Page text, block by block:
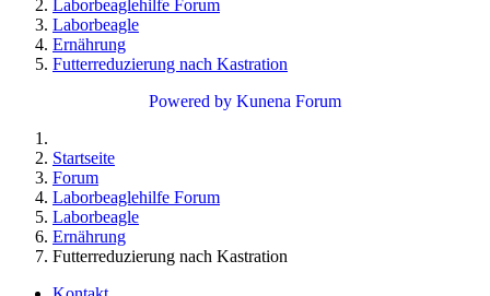
Laborbeaglehilfe Forum
Laborbeagle
Ernährung
Futterreduzierung nach Kastration
Powered by Kunena Forum
Startseite
Forum
Laborbeaglehilfe Forum
Laborbeagle
Ernährung
Futterreduzierung nach Kastration